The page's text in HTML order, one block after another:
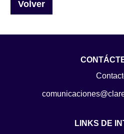
Volver
LINKS DE